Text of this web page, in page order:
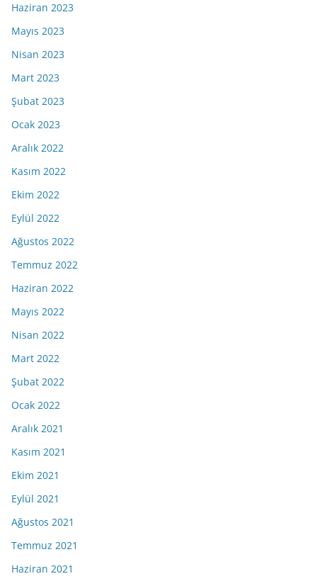
Haziran 2023
Mayıs 2023
Nisan 2023
Mart 2023
Şubat 2023
Ocak 2023
Aralık 2022
Kasım 2022
Ekim 2022
Eylül 2022
Ağustos 2022
Temmuz 2022
Haziran 2022
Mayıs 2022
Nisan 2022
Mart 2022
Şubat 2022
Ocak 2022
Aralık 2021
Kasım 2021
Ekim 2021
Eylül 2021
Ağustos 2021
Temmuz 2021
Haziran 2021